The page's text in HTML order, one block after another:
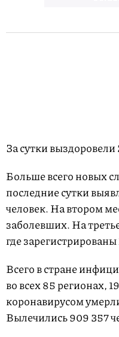
За сутки
Больше всего новых
последние сутки
человек. На втором
заболевших. На
где
Всего в стране
во всех 85 регионах,
коронавирусом
Вылечились 909 357